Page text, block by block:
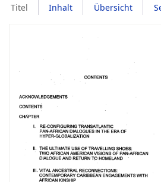
Titel Inhalt Übersicht